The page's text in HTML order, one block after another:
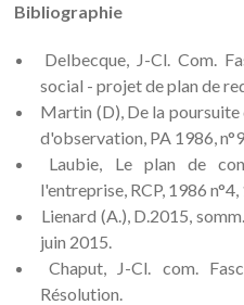
Bibliographie
Delbecque, J-Cl. Com.
social - projet de plan de
Martin (D), De la
d'observation, PA 1986,
Laubie, Le plan de
l'entreprise, RCP, 1986 n°4,
Lienard (A.), D.2015,
juin 2015.
Chaput, J-Cl. com.
Résolution.